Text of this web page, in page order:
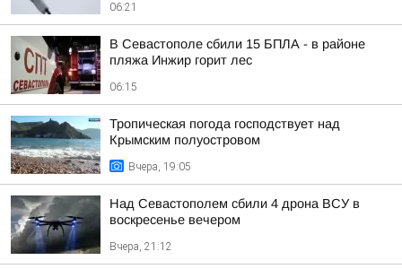
06:21
В Севастополе сбили 15 БПЛА - в районе
пляжа Инжир горит лес
06:15
Тропическая погода господствует над
Крымским полуостровом
Вчера, 19:05
Над Севастополем сбили 4 дрона ВСУ в
воскресенье вечером
Вчера, 21:12